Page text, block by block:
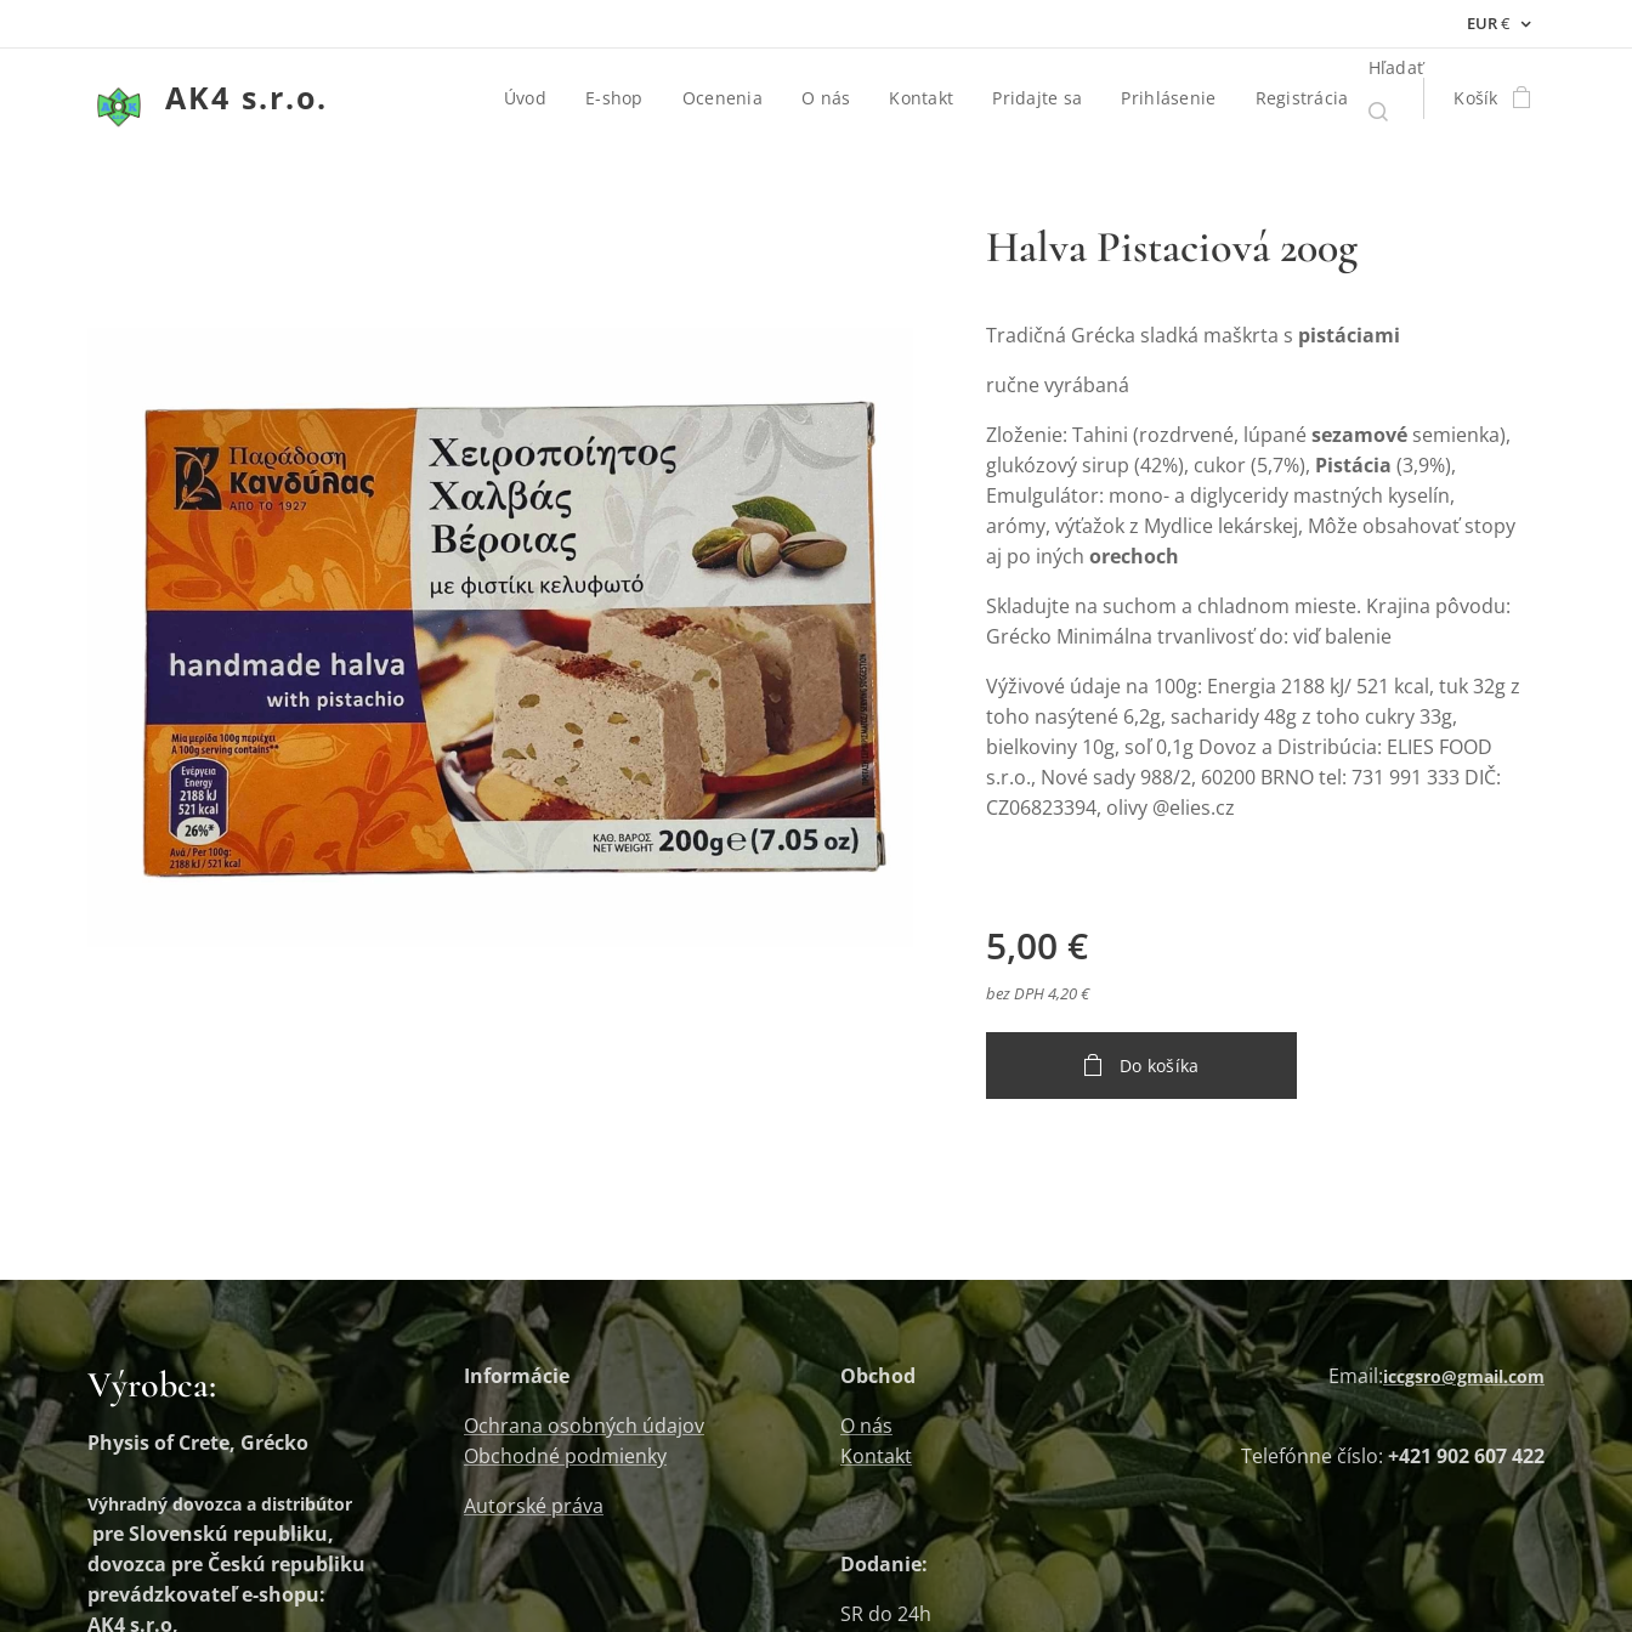
EUR€
AK4 s.r.o. Úvod E-shop Ocenenia O nás Kontakt Pridajte sa Prihlásenie Registrácia
Hľadať
Košík
Halva Pistaciová 200g
Tradičná Grécka sladká maškrta s pistáciami
ručne vyrábaná
Zloženie: Tahini (rozdrvené, lúpanésezamové semienka),
glukózový sirup (42%), cukor (5,7%), Pistácia (3,9%),
Emulgulátor: mono- a diglyceridy mastných kyselín,
arómy, výťažok z Mydlice lekárskej, Môže obsahovať stopy
aj po iných orechoch
Skladujte na suchom a chladnom mieste. Krajina pôvodu:
Grécko Minimálna trvanlivosť do: viď balenie
Výživové údaje na 100g: Energia 2188 kJ/ 521 kcal, tuk 32g z
toho nasýtené 6,2g, sacharidy 48g z toho cukry 33g,
bielkoviny 10g, soľ 0,1g Dovoz a Distribúcia: ELIES FOOD
s.r.o., Nové sady 988/2, 60200 BRNO tel: 731 991 333 DIČ:
CZ06823394, olivy @elies.cz
5,00 €
bez DPH 4,20 €
Do košíka
Výrobca:
Physis of Crete, Grécko
Výhradný dovozca a distribútor
pre Slovenskú republiku,
dovozca pre Českú republiku
prevádzkovateľ e-shopu:
AK4 s.r.o,
Informácie
Ochrana osobných údajov
Obchodné podmienky
Autorské práva
Obchod
O nás
Kontakt
Dodanie:
SR do 24h
Email:iccgsro@gmail.com
Telefónne číslo: +421 902 607 422